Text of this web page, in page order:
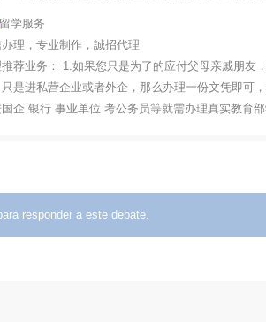
学服务
理，专业制作，誠招代理
荐业务： 1.如果您只是为了的应付父母亲戚朋友
是进私营企业或者外企，那么办理一份文凭即可
企 银行 事业单位 考公务员等就需办理真实教育部
responder a este debate.